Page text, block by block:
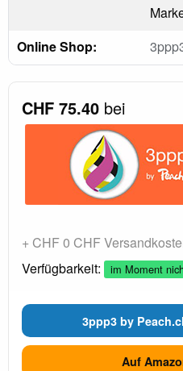
Online Shop:
CHF 75.40 bei
+ CHF 0 CHF
Verfügbarkeit:
im Moment
3ppp3 by
Auf